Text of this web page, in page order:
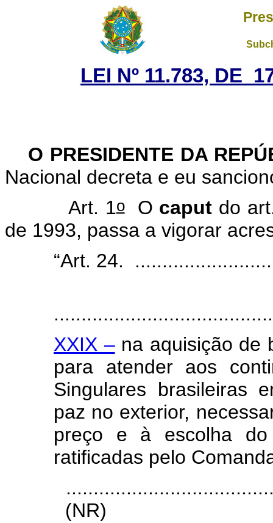
LEI Nº 11.783, DE
O PRESIDENTE DA
Nacional decreta e eu
Art. 1o O caput do
de 1993, passa a vigorar
“Art. 24.
XXIX –na aquisição de
para atender aos
Singulares brasileiras
paz no exterior,
preço e à escolha do
ratificadas pelo
(NR)